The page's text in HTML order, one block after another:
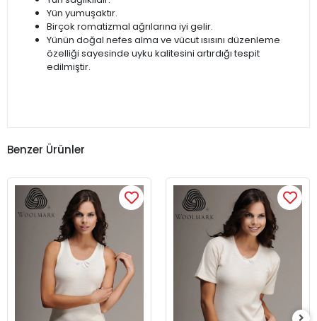
Yün yumuşaktır.
Birçok romatizmal ağrılarına iyi gelir.
Yünün doğal nefes alma ve vücut ısısını düzenleme
özelliği sayesinde uyku kalitesini artırdığı tespit
edilmiştir.
Benzer Ürünler